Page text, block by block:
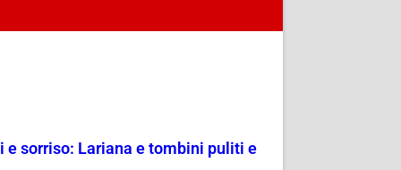
e sorriso: Lariana e tombini puliti e